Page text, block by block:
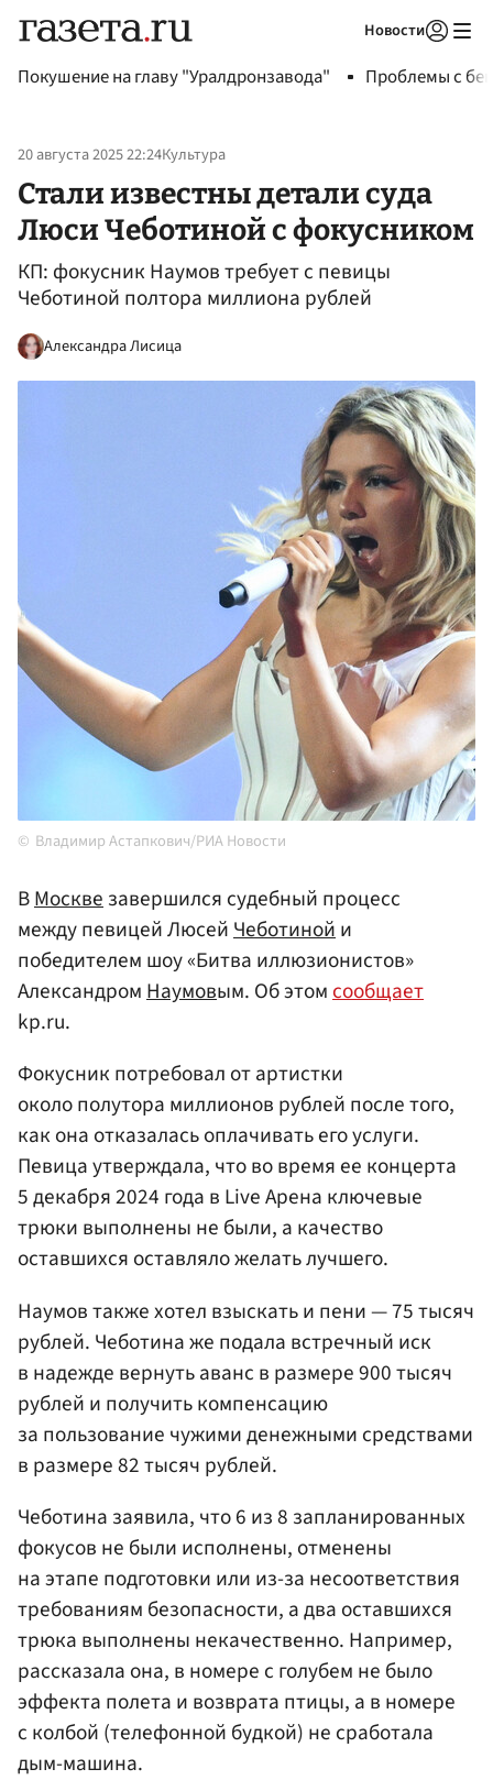
Новости
Покушение на главу "Уралдронзавода" Проблемы с
20 августа 2025 22:24Культура
Стали известны детали суда
Люси Чеботиной с фокусником
КП: фокусник Наумов требует с певицы
Чеботиной полтора миллиона рублей
Александра Лисица
Владимир Астапкович/РИА Новости
ВМосквезавершился судебный процесс
между певицей ЛюсейЧеботинойи
победителем шоу «Битва иллюзионистов»
АлександромНаумовым. Об этомсообщает
kp.ru.
Фокусник потребовал от артистки
около полутора миллионов рублей после того,
как она отказалась оплачивать его услуги.
Певица утверждала, что во время ее концерта
5 декабря 2024 года в Live Арена ключевые
трюки выполнены не были, а качество
оставшихся оставляло желать лучшего.
Наумов также хотел взыскать и пени — 75 тысяч
рублей. Чеботина же подала встречный иск
в надежде вернуть аванс в размере 900 тысяч
рублей и получить компенсацию
за пользование чужими денежными средствами
в размере 82 тысяч рублей.
Чеботина заявила, что 6 из 8 запланированных
фокусов не были исполнены, отменены
на этапе подготовки или из-за несоответствия
требованиям безопасности, а два оставшихся
трюка выполнены некачественно. Например,
рассказала она, в номере с голубем не было
эффекта полета и возврата птицы, а в номере
с колбой (телефонной будкой) не сработала
дым-машина.